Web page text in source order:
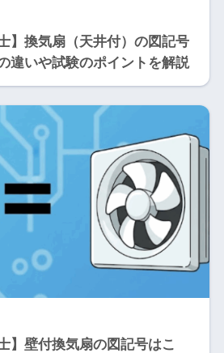
】換気扇（天井付）の図記号
違いや試験のポイントを解説
】壁付換気扇の図記号はこ